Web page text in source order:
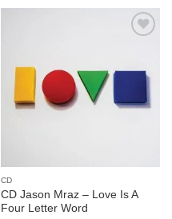
desejos
CD
CD Jason Mraz – Love Is A
Four Letter Word